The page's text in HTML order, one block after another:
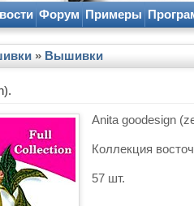
Форум Примеры
» Вышивки
Anita goodesign
Коллекция
57 шт.